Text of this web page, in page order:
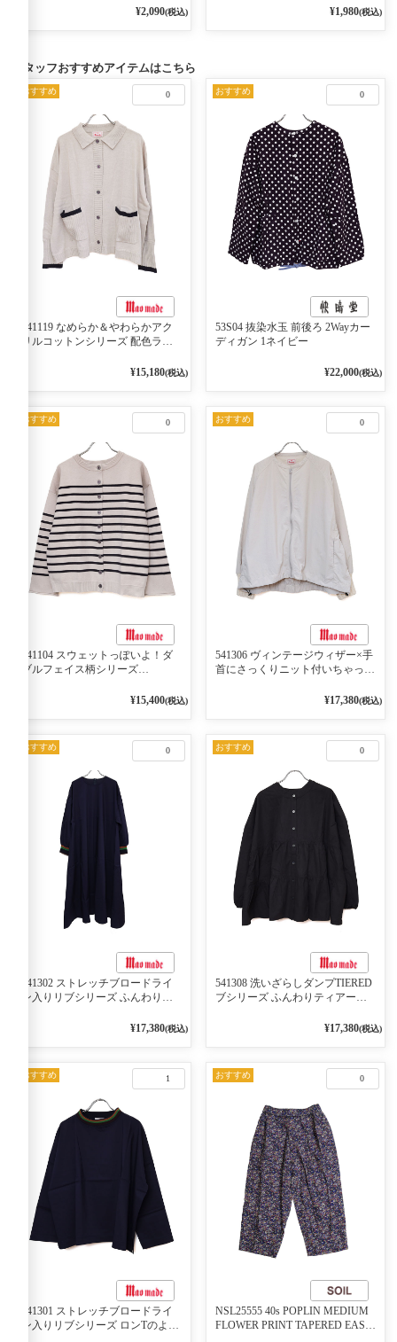
¥2,090(税込) ¥1,980(税込)
スタッフおすすめアイテムはこちら
0
おすすめ
541119 なめらか＆やわらかアク
リルコットンシリーズ 配色ライ
ン 10ベージュ×ネイビー¥15,180(税込)
0
おすすめ
53S04 抜染水玉 前後ろ 2Wayカー
ディガン 1ネイビー
¥22,000(税込)
0
おすすめ
541104 スウェットっぽいよ！ダ
ブルフェイス柄シリーズ
2WAY プルオーバー 101オフベー
¥15,400(税込)
0
おすすめ
541306 ヴィンテージウィザー×手
首にさっくりニット付いちゃった
¥17,380(税込)
0
おすすめ
541302 ストレッチブロードライ
ン入りリブシリーズ ふんわりス
¥17,380(税込)
0
おすすめ
541308 洗いざらしダンプTIERED
ブシリーズ ふんわりティアード
¥17,380(税込)
1
おすすめ
541301 ストレッチブロードライ
ン入りリブシリーズ ロンTのよう
0
おすすめ
NSL25555 40s POPLIN MEDIUM
FLOWER PRINT TAPERED EASY